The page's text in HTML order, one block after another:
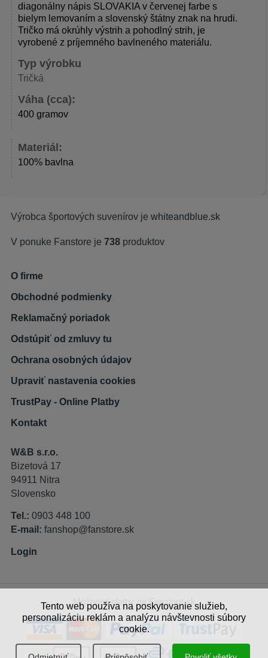
Tento web používa na poskytovanie služieb,
personalizáciu reklám a analýzu návštevnosti súbory
cookie.
diagonálny nápis SLOVAKIA v červenej farbe s
bielym lemovaním a slovenský štátny znak na hrudi.
Tričko má okrúhly výstrih a pohodlný strih, je
vyrobené z príjemného bavlneného materiálu.
Typ výrobku
Tričká
Váha (cca):
400 gramov
Materiál:
100% bavlna
Výrobca športových suvenírov je whiteandblue.sk
V ponuke Fanstore je 738 produktov
O firme
Obchodné podmienky
Reklamačný poriadok
Odstúpiť od zmluvy tu
Ochrana osobných údajov
Upraviť nastavenia cookies
TrustPay - Online Platby
Kontakt
W&B s.r.o.
Bizetová 17
94911 Nitra
Slovensko
Tel.: 0903 448 100
E-mail: fanshop@fanstore.sk
Login
Možnosti platby na Fanstore.sk